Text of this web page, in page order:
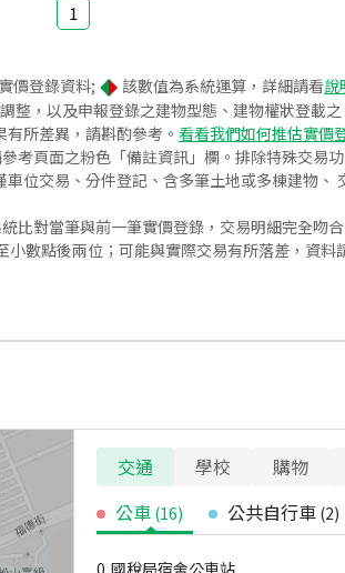
1
價登錄資料; 該數值為系統運算，詳細請看說
，以及申報登錄之建物型態、建物權狀登載
所差異，請斟酌參考。 看看我們如何推估實價
考頁面之粉色「備註資訊」欄。排除特殊交易
位交易、分件登記、含多筆土地或多棟建物、
比對當筆與前一筆實價登錄，交易明細完全吻
數點後兩位；可能與實際交易有所落差，資料
交通 學校 購物
公車 (16) 公共自行車 (2)